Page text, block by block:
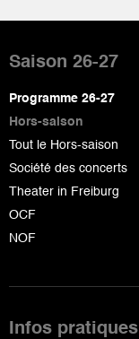
de
page
Saison 26-27
Programme 26-27
Hors-saison
Tout le Hors-saison
Société des concerts
Theater in Freiburg
OCF
NOF
Infos pratiques